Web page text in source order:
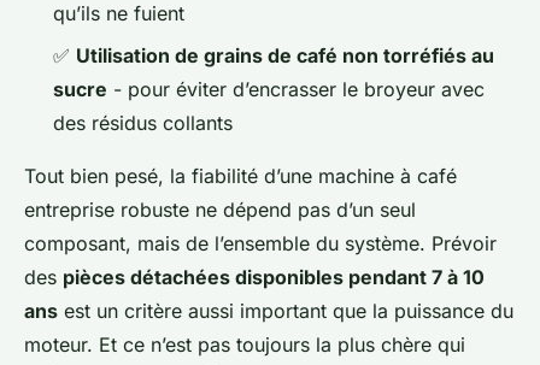
qu’ils ne fuient
✅ Utilisation de grains de café non torréfiés au
sucre - pour éviter d’encrasser le broyeur avec
des résidus collants
Tout bien pesé, la fiabilité d’une machine à café
entreprise robuste ne dépend pas d’un seul
composant, mais de l’ensemble du système. Prévoir
des pièces détachées disponibles pendant 7 à 10
ans est un critère aussi important que la puissance du
moteur. Et ce n’est pas toujours la plus chère qui